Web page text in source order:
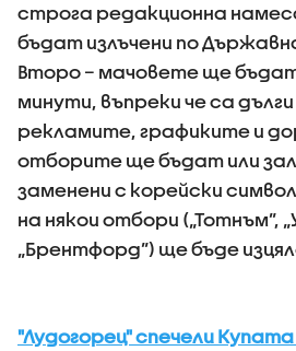
строга редакционна
бъдат излъчени по
Второ – мачовете ще
минути, въпреки че са
рекламите, графиките и
отборите ще бъдат или
заменени с корейски
на някои отбори („Тотнъм”,
„Брентфорд”) ще бъде
"Лудогорец" спечели Купата